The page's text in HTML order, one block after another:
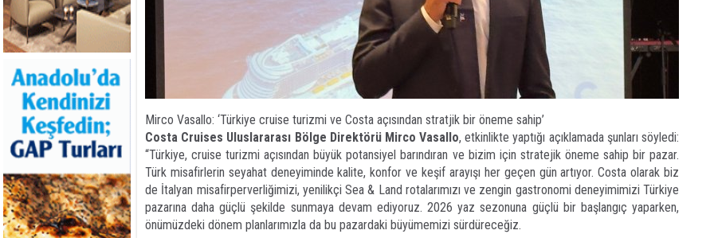
Mirco Vasallo: ‘Türkiye cruise turizmi ve Costa açısından stratjik bir öneme sahip’
Costa Cruises Uluslararası Bölge Direktörü Mirco Vasallo, etkinlikte yaptığı açıklamada şunları söyledi:
“Türkiye, cruise turizmi açısından büyük potansiyel barındıran ve bizim için stratejik öneme sahip bir pazar.
Türk misafirlerin seyahat deneyiminde kalite, konfor ve keşif arayışı her geçen gün artıyor. Costa olarak biz
de İtalyan misafirperverliğimizi, yenilikçi Sea & Land rotalarımızı ve zengin gastronomi deneyimimizi Türkiye
pazarına daha güçlü şekilde sunmaya devam ediyoruz. 2026 yaz sezonuna güçlü bir başlangıç yaparken,
önümüzdeki dönem planlarımızla da bu pazardaki büyümemizi sürdüreceğiz.